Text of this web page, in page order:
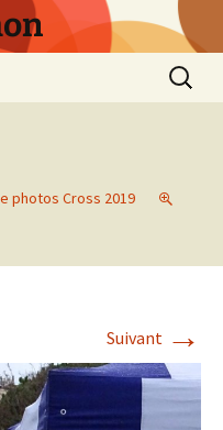
photos Cross 2019
Suivant →